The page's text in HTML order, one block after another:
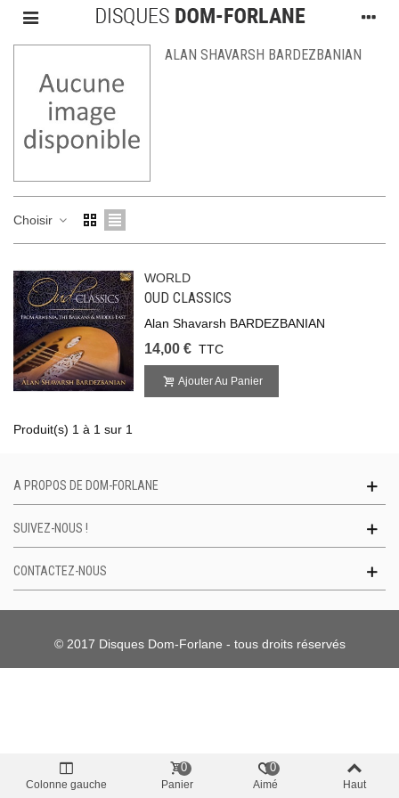
ALAN SHAVARSH BARDEZBANIAN
Choisir
WORLD
OUD CLASSICS
Alan Shavarsh BARDEZBANIAN
14,00 € TTC
Ajouter Au Panier
Produit(s) 1 à 1 sur 1
A PROPOS DE DOM-FORLANE
SUIVEZ-NOUS !
CONTACTEZ-NOUS
© 2017 Disques Dom-Forlane - tous droits réservés
Colonne gauche Panier
0
Aimé
0
Haut